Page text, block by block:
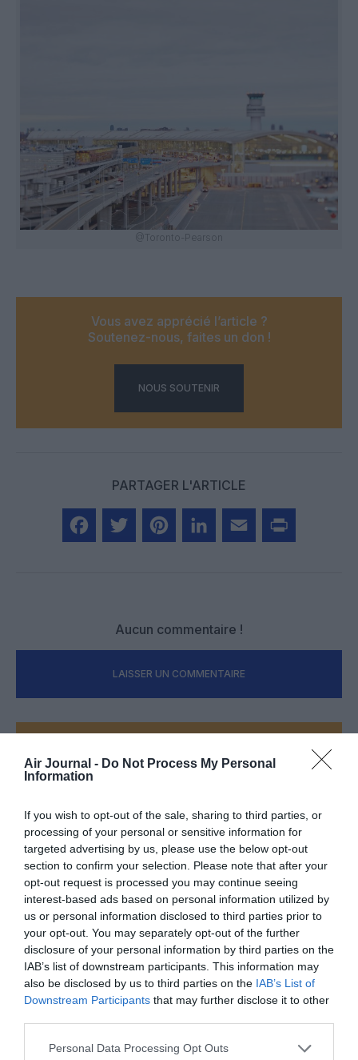
Air Journal - Do Not Process My Personal
Information
If you wish to opt-out of the sale, sharing to third parties, or
processing of your personal or sensitive information for
targeted advertising by us, please use the below opt-out
section to confirm your selection. Please note that after your
opt-out request is processed you may continue seeing
interest-based ads based on personal information utilized by
us or personal information disclosed to third parties prior to
your opt-out. You may separately opt-out of the further
disclosure of your personal information by third parties on the
IAB’s list of downstream participants. This information may
also be disclosed by us to third parties on the IAB’s List of
Downstream Participants that may further disclose it to other
Personal Data Processing Opt Outs
@Toronto-Pearson
Vous avez apprécié l’article ?
Soutenez-nous, faites un don !
NOUS SOUTENIR
PARTAGER L'ARTICLE
Aucun commentaire !
LAISSER UN COMMENTAIRE
Soutenez Air Journal participez à son
développement !
NOUS SOUTENIR
DERNIERS COMMENTAIRES